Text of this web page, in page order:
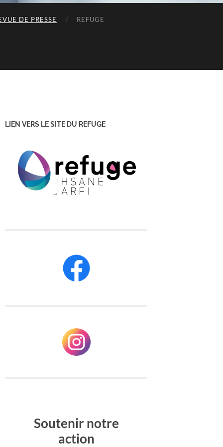
DE PRESSE REFUGE
LIEN VERS LE SITE DU REFUGE